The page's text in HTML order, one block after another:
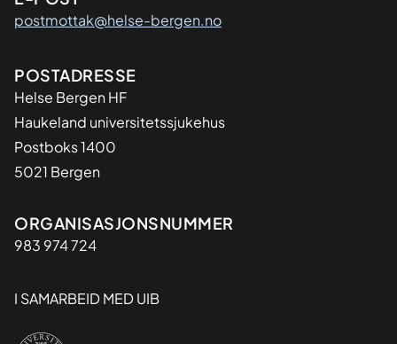
postmottak@helse-bergen.no
Adresse
POSTADRESSE
Helse Bergen HF
Haukeland universitetssjukehus
Postboks 1400
5021 Bergen
Organisasjon
ORGANISASJONSNUMMER
983 974 724
I SAMARBEID MED UIB